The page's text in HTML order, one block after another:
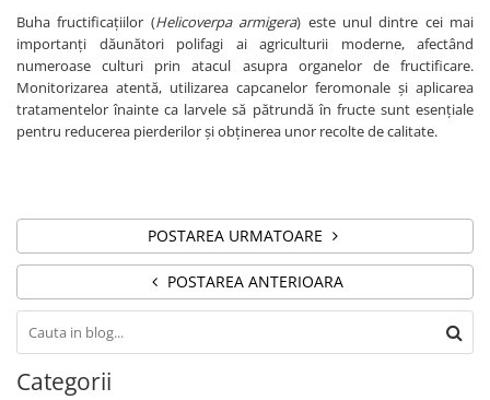
GRÂU
Tratament semințe
Erbicide
Fungicide
Pachete tehnologice
Regulatori de creștere
Tratament semințe
Erbicide
Insecticide
NECTARIN
Fungicide
Insecticide
Biostimulatori
Fertilizanți foliari
OLEAGINOASE
Insecticide
OREZ
Buha fructificațiilor (Helicoverpa armigera) este unul dintre cei mai
importanți dăunători polifagi ai agriculturii moderne, afectând
numeroase culturi prin atacul asupra organelor de fructificare.
Monitorizarea atentă, utilizarea capcanelor feromonale și aplicarea
tratamentelor înainte ca larvele să pătrundă în fructe sunt esențiale
pentru reducerea pierderilor și obținerea unor recolte de calitate.
POSTAREA URMATOARE
POSTAREA ANTERIOARA
Categorii